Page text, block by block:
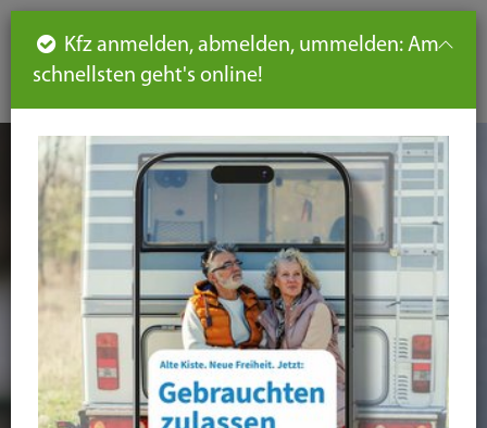
DE
Seiteninhalt
Hauptnavigation
Seitennavigation
leichte
Sprache
Kfz anmelden, abmelden, ummelden: Am
schnellsten geht's online!